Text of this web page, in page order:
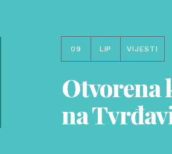
09 LIP VIJESTI
Otvorena
na